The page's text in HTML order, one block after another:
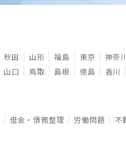
秋田 山形 福島 東京 神奈
山口 鳥取 島根 徳島 香川
借金・債務整理 労働問題 不